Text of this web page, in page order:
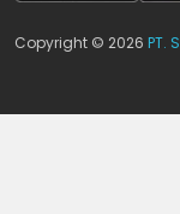
Copyright © 2026 PT.